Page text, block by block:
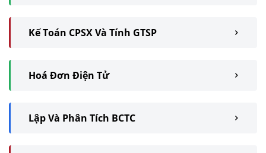
Kế Toán CPSX Và Tính GTSP
Hoá Đơn Điện Tử
Lập Và Phân Tích BCTC